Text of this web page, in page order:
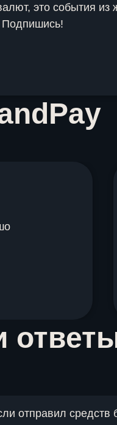
это события из
Подпишись!
отправил